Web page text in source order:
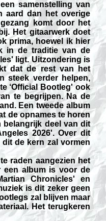
samenstelling van
aard dan het overige
komt door het
Het gitaarwerk doet
prima, hoewel ik hier
in de traditie van de
ligt. Uitzondering is
dat de rest van het
steek verder helpen,
‘Official Bootleg' ook
te begrijpen. Na de
Een tweede album
de opnames te horen
belangrijk deel van dit
2026'. Over dit
de kern zal vormen
raden aangezien het
een album is voor de
Chronicles' en
is dit zeker geen
zal blijven maar
Het terugkeren